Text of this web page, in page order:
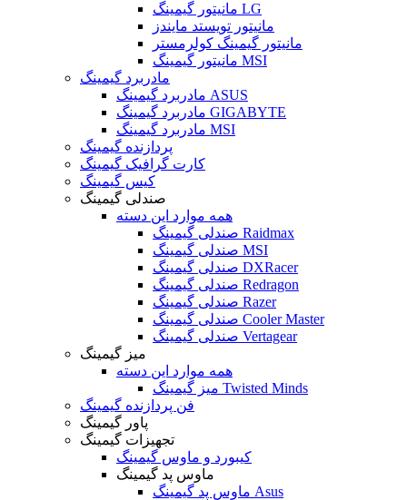
مانیتور گیمینگ LG
مانیتور تویستد مایندز
مانیتور گیمینگ کولرمستر
مانیتور گیمینگ MSI
مادربرد گیمینگ
مادربرد گیمینگ ASUS
مادربرد گیمینگ GIGABYTE
مادربرد گیمینگ MSI
پردازنده گیمینگ
کارت گرافیک گیمینگ
کیس گیمینگ
صندلی گیمینگ
همه موارد این دسته
صندلی گیمینگ Raidmax
صندلی گیمینگ MSI
صندلی گیمینگ DXRacer
صندلی گیمینگ Redragon
صندلی گیمینگ Razer
صندلی گیمینگ Cooler Master
صندلی گیمینگ Vertagear
میز گیمینگ
همه موارد این دسته
میز گیمینگ Twisted Minds
فن پردازنده گیمینگ
پاور گیمینگ
تجهیزات گیمینگ
کیبورد و ماوس گیمینگ
ماوس پد گیمینگ
ماوس پد گیمینگ Asus